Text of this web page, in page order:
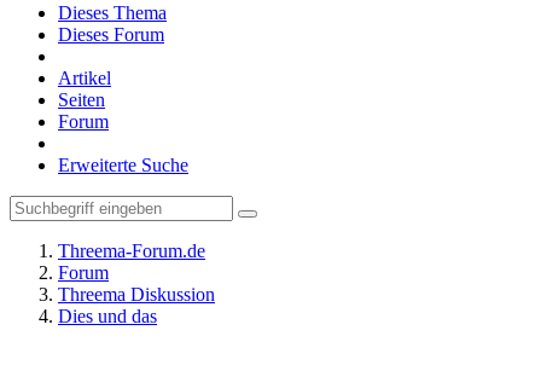
Dieses Thema
Dieses Forum
Artikel
Seiten
Forum
Erweiterte Suche
Threema-Forum.de
Forum
Threema Diskussion
Dies und das